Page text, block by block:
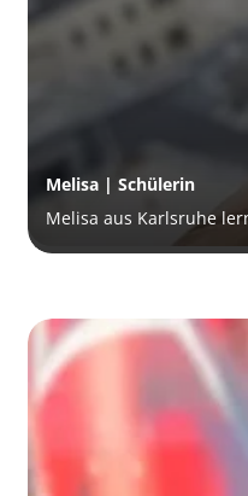
Melisa | Schülerin
Melisa aus Karlsruhe